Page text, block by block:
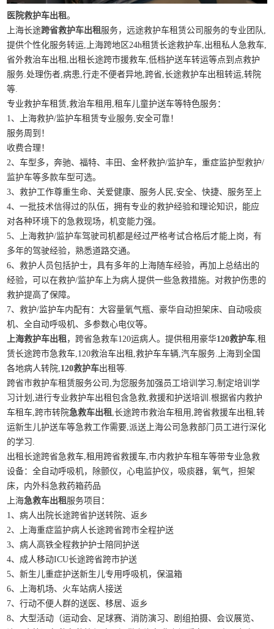
医院救护车出租。
上海长途跨省救护车出租服务，远途救护车租赁公司服务的专业团队,
提供个性化服务转运,上海跨地区24h租赁长途救护车,出租私人急救车,
省外救治车出租,出租长途跨市援救车,低档护送车转运等点到点救护
服务.处理伤者,病患,行走不便者异地,跨省,长途救护车出租转运,转院
等.
专业救护车租赁,救治车租用,租车儿童护送车等特色服务：
1、上海救护/监护车租赁专业服务,安全可靠！
服务周到！
收费合理！
2、车型多，奔驰、福特、丰田、金杯救护/监护车，重症监护型救护/
监护车等多款车型可选。
3、救护工作尊重生命、关爱健康、服务人民,安全、快捷、服务至上
4、一批技术信得过的队伍，拥有专业的救护经验和理论知识，能应
对各种环境下的急救现场，机变能力强。
5、上海救护/监护车驾驶司机都是经过严格考试合格后才能上岗，有
多年的驾驶经验，熟悉道路交通。
6、救护人员包括护士，具有多年的上海随车经验，再加上总结出的
经验，可以在救护/监护车上为病人提供一些急救措施。对救护伤患的
救护提高了保障。
7、救护/监护车内配有：大容量氧气瓶、豪华自动担架床、自动吸痰
机、全自动呼吸机、多参数心电仪等。
上海救护车出租，跨省急救车120运病人。提供租用豪华120救护车,租
赁长途跨市急救车,120救治车出租,救护车车辆,汽车服务.上海到全国
各地病人转院,120救护车出租等.
跨省市救护车租赁服务公司,为您服务加强员工培训学习,制定培训学
习计划,进行专业救护车出租包含急救,救援和护送培训.根据省内救护
车租车,跨市转院急救车出租,长途跨市救治车租用,跨省救援车出租,转
运新生儿护送车等急救工作需要,派送上海公司急救部门员工进行深化
的学习.
出租长途跨省急救车,租用跨省救援车,市内救护车租车等带专业急救
设备：全自动呼吸机，除颤仪，心电监护仪，吸痰器，氧气，担架
床，内外科急救药箱药品
上海急救车出租服务项目：
1、病人出院长途跨省护送转院、返乡
2、上海重症监护病人长途跨省跨市全程护送
3、病人高铁全程救护护士陪同护送
4、成人移动ICU长途跨省跨市护送
5、新生儿重症护送新生儿专用呼吸机，保温箱
6、上海机场、火车站病人接送
7、行动不便人群的送医、移居、返乡
8、大型活动（运动会、足球赛、消防演习、剧组拍摄、会议展览、